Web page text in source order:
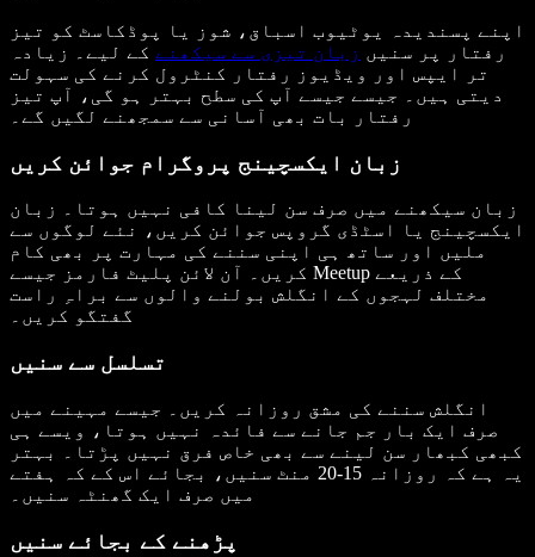
اپنے پسندیدہ یوٹیوب اسباق، شوز یا پوڈکاسٹ کو تیز
رفتار پر سنیں زبان تیزی سے سیکھنے کے لیے۔ زیادہ
تر ایپس اور ویڈیوز رفتار کنٹرول کرنے کی سہولت
دیتی ہیں۔ جیسے جیسے آپ کی سطح بہتر ہو گی، آپ تیز
رفتار بات بھی آسانی سے سمجھنے لگیں گے۔
زبان ایکسچینج پروگرام جوائن کریں
زبان سیکھنے میں صرف سن لینا کافی نہیں ہوتا۔ زبان
ایکسچینج یا اسٹڈی گروپس جوائن کریں، نئے لوگوں سے
ملیں اور ساتھ ہی اپنی سننے کی مہارت پر بھی کام
کریں۔ آن لائن پلیٹ فارمز جیسے Meetup کے ذریعے
مختلف لہجوں کے انگلش بولنے والوں سے براہِ راست
گفتگو کریں۔
تسلسل سے سنیں
انگلش سننے کی مشق روزانہ کریں۔ جیسے مہینے میں
صرف ایک بار جم جانے سے فائدہ نہیں ہوتا، ویسے ہی
کبھی کبھار سن لینے سے بھی خاص فرق نہیں پڑتا۔ بہتر
یہ ہے کہ روزانہ 15-20 منٹ سنیں، بجائے اس کے کہ ہفتے
میں صرف ایک گھنٹہ سنیں۔
پڑھنے کے بجائے سنیں